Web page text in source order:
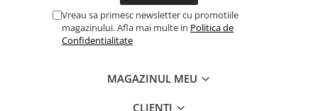
Vreau sa primesc newsletter cu promotiile
magazinului. Afla mai multe in Politica de
Confidentialitate
MAGAZINUL MEU
CLIENTI